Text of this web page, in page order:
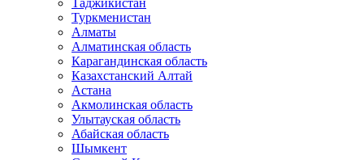
Таджикистан
Туркменистан
Алматы
Алматинская область
Карагандинская область
Казахстанский Алтай
Астана
Акмолинская область
Улытауская область
Абайская область
Шымкент